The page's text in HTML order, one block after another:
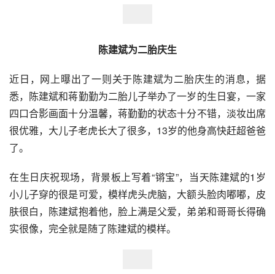
陈建斌为二胎庆生
近日，网上曝出了一则关于陈建斌为二胎庆生的消息，据
悉，陈建斌和蒋勤勤为二胎儿子举办了一岁的生日宴，一家
四口合影画面十分温馨，蒋勤勤的状态十分不错，淡妆出席
很优雅，大儿子老虎长大了很多，13岁的他身高快赶超爸爸
了。
在生日庆祝现场，背景板上写着“锵宝”，当天陈建斌的1岁
小儿子穿的很是可爱，模样虎头虎脑，大额头脸肉嘟嘟，皮
肤很白，陈建斌抱着他，脸上满是父爱，弟弟和哥哥长得确
实很像，完全就是随了陈建斌的模样。